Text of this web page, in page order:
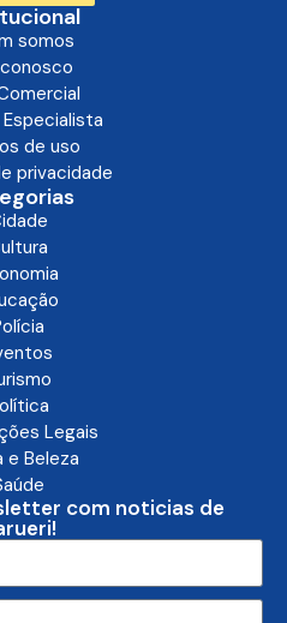
somos
Especialista
de uso
privacidade
Legais
e Beleza
com noticias de